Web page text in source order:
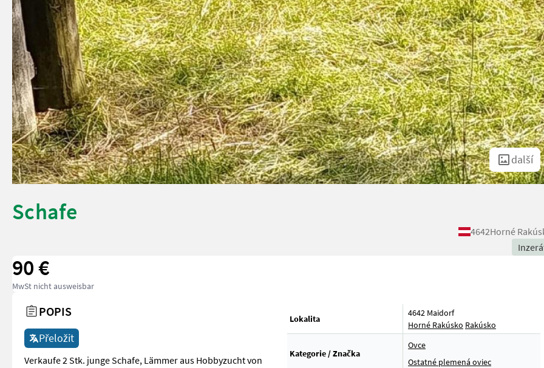
další
Schafe
4642Horné
90 €
MwSt nicht ausweisbar
POPIS
Přeložit
Verkaufe 2 Stk. junge Schafe, Lämmer aus Hobbyzucht von
Lokalita
4642 Maidorf
Horné Rakúsko Rakúsko
Kategorie / Značka
Ovce
Ostatné plemená oviec